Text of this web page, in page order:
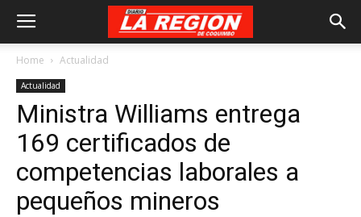
Home Actualidad
Actualidad
Ministra Williams entrega
169 certificados de
competencias laborales a
pequeños mineros